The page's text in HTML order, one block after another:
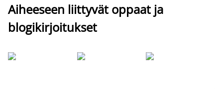
Aiheeseen liittyvät oppaat ja
blogikirjoitukset